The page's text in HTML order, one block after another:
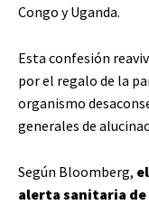
Congo y Uganda.
Esta confesión
por el regalo de la
organismo
generales de
Según Bloomberg,
alerta sanitaria de